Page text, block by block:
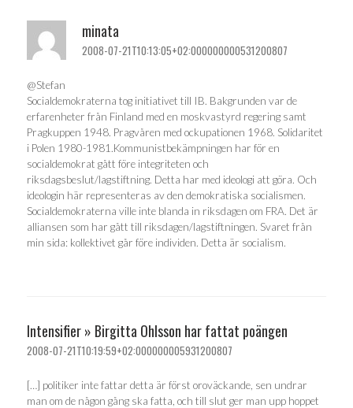
minata
2008-07-21T10:13:05+02:000000000531200807
@Stefan
Socialdemokraterna tog initiativet till IB. Bakgrunden var de
erfarenheter från Finland med en moskvastyrd regering samt
Pragkuppen 1948. Pragvåren med ockupationen 1968. Solidaritet
i Polen 1980-1981.Kommunistbekämpningen har för en
socialdemokrat gått före integriteten och
riksdagsbeslut/lagstiftning. Detta har med ideologi att göra. Och
ideologin här representeras av den demokratiska socialismen.
Socialdemokraterna ville inte blanda in riksdagen om FRA. Det är
alliansen som har gått till riksdagen/lagstiftningen. Svaret från
min sida: kollektivet går före individen. Detta är socialism.
Intensifier » Birgitta Ohlsson har fattat poängen
2008-07-21T10:19:59+02:000000005931200807
[…] politiker inte fattar detta är först oroväckande, sen undrar
man om de någon gång ska fatta, och till slut ger man upp hoppet